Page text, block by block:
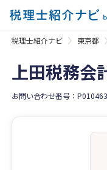
税理士紹介ナビ 東京都
上田税務会
お問い合わせ番号：P010463